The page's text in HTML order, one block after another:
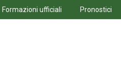
Formazioni ufficiali Pronostici